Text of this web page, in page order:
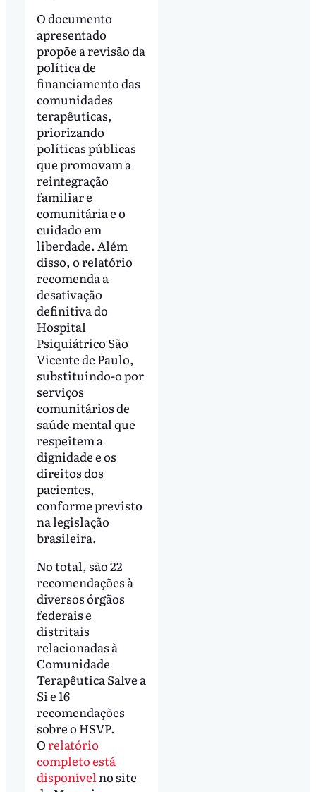
O documento
apresentado
propõe a revisão da
política de
financiamento das
comunidades
terapêuticas,
priorizando
políticas públicas
que promovam a
reintegração
familiar e
comunitária e o
cuidado em
liberdade. Além
disso, o relatório
recomenda a
desativação
definitiva do
Hospital
Psiquiátrico São
Vicente de Paulo,
substituindo-o por
serviços
comunitários de
saúde mental que
respeitem a
dignidade e os
direitos dos
pacientes,
conforme previsto
na legislação
brasileira.
No total, são 22
recomendações à
diversos órgãos
federais e
distritais
relacionadas à
Comunidade
Terapêutica Salve a
Si e 16
recomendações
sobre o HSVP.
O relatório
completo está
disponívelno site